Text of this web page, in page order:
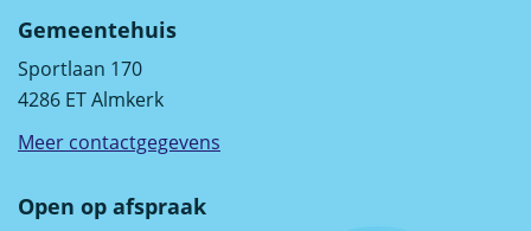
Gemeentehuis
Sportlaan 170
4286 ET Almkerk
Meer contactgegevens
Open op afspraak